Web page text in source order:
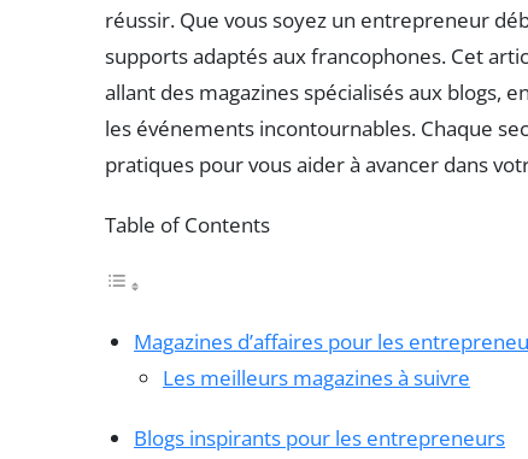
réussir. Que vous soyez un entrepreneur
supports adaptés aux francophones. Cet
allant des magazines spécialisés aux blogs,
les événements incontournables. Chaque
pratiques pour vous aider à avancer dans
Table of Contents
Magazines d’affaires pour les
Les meilleurs magazines à suivre
Blogs inspirants pour les entrepreneurs